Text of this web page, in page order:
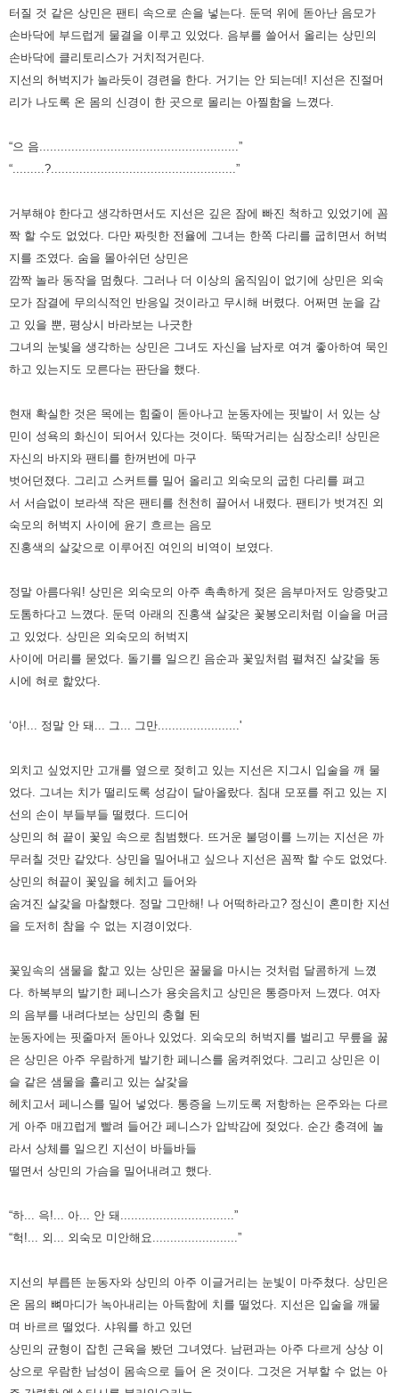
터질 것 같은 상민은 팬티 속으로 손을 넣는다. 둔덕 위에 돋아난 음모가
손바닥에 부드럽게 물결을 이루고 있었다. 음부를 쓸어서 올리는 상민의
손바닥에 클리토리스가 거치적거린다.
지선의 허벅지가 놀라듯이 경련을 한다. 거기는 안 되는데! 지선은 진절머
리가 나도록 온 몸의 신경이 한 곳으로 몰리는 아찔함을 느꼈다.
“으 음........................................................”
“.........?....................................................”
거부해야 한다고 생각하면서도 지선은 깊은 잠에 빠진 척하고 있었기에 꼼
짝 할 수도 없었다. 다만 짜릿한 전율에 그녀는 한쪽 다리를 굽히면서 허벅
지를 조였다. 숨을 몰아쉬던 상민은
깜짝 놀라 동작을 멈췄다. 그러나 더 이상의 움직임이 없기에 상민은 외숙
모가 잠결에 무의식적인 반응일 것이라고 무시해 버렸다. 어쩌면 눈을 감
고 있을 뿐, 평상시 바라보는 나긋한
그녀의 눈빛을 생각하는 상민은 그녀도 자신을 남자로 여겨 좋아하여 묵인
하고 있는지도 모른다는 판단을 했다.
현재 확실한 것은 목에는 힘줄이 돋아나고 눈동자에는 핏발이 서 있는 상
민이 성욕의 화신이 되어서 있다는 것이다. 뚝딱거리는 심장소리! 상민은
자신의 바지와 팬티를 한꺼번에 마구
벗어던졌다. 그리고 스커트를 밀어 올리고 외숙모의 굽힌 다리를 펴고
서 서슴없이 보라색 작은 팬티를 천천히 끌어서 내렸다. 팬티가 벗겨진 외
숙모의 허벅지 사이에 윤기 흐르는 음모
진홍색의 살갗으로 이루어진 여인의 비역이 보였다.
정말 아름다워! 상민은 외숙모의 아주 촉촉하게 젖은 음부마저도 앙증맞고
도톰하다고 느꼈다. 둔덕 아래의 진홍색 살갗은 꽃봉오리처럼 이슬을 머금
고 있었다. 상민은 외숙모의 허벅지
사이에 머리를 묻었다. 돌기를 일으킨 음순과 꽃잎처럼 펼쳐진 살갗을 동
시에 혀로 핥았다.
‘아!... 정말 안 돼... 그... 그만.......................'
외치고 싶었지만 고개를 옆으로 젖히고 있는 지선은 지그시 입술을 깨 물
었다. 그녀는 치가 떨리도록 성감이 달아올랐다. 침대 모포를 쥐고 있는 지
선의 손이 부들부들 떨렸다. 드디어
상민의 혀 끝이 꽃잎 속으로 침범했다. 뜨거운 불덩이를 느끼는 지선은 까
무러칠 것만 같았다. 상민을 밀어내고 싶으나 지선은 꼼짝 할 수도 없었다.
상민의 혀끝이 꽃잎을 헤치고 들어와
숨겨진 살갗을 마찰했다. 정말 그만해! 나 어떡하라고? 정신이 혼미한 지선
을 도저히 참을 수 없는 지경이었다.
꽃잎속의 샘물을 핥고 있는 상민은 꿀물을 마시는 것처럼 달콤하게 느꼈
다. 하복부의 발기한 페니스가 용솟음치고 상민은 통증마저 느꼈다. 여자
의 음부를 내려다보는 상민의 충혈 된
눈동자에는 핏줄마저 돋아나 있었다. 외숙모의 허벅지를 벌리고 무릎을 꿇
은 상민은 아주 우람하게 발기한 페니스를 움켜쥐었다. 그리고 상민은 이
슬 같은 샘물을 흘리고 있는 살갗을
헤치고서 페니스를 밀어 넣었다. 통증을 느끼도록 저항하는 은주와는 다르
게 아주 매끄럽게 빨려 들어간 페니스가 압박감에 젖었다. 순간 충격에 놀
라서 상체를 일으킨 지선이 바들바들
떨면서 상민의 가슴을 밀어내려고 했다.
“하... 윽!... 아... 안 돼................................”
“헉!... 외... 외숙모 미안해요........................”
지선의 부릅뜬 눈동자와 상민의 아주 이글거리는 눈빛이 마주쳤다. 상민은
온 몸의 뼈마디가 녹아내리는 아득함에 치를 떨었다. 지선은 입술을 깨물
며 바르르 떨었다. 샤워를 하고 있던
상민의 균형이 잡힌 근육을 봤던 그녀였다. 남편과는 아주 다르게 상상 이
상으로 우람한 남성이 몸속으로 들어 온 것이다. 그것은 거부할 수 없는 아